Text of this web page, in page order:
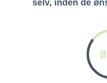
selv, inden de